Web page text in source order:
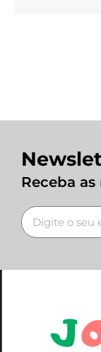
Receba